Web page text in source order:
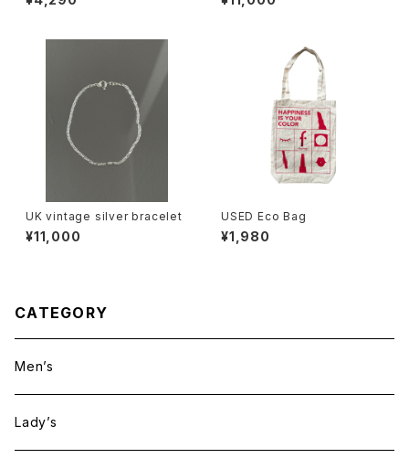
UK vintage silver bracelet
¥11,000
USED Eco Bag
¥1,980
CATEGORY
Men’s
Lady’s